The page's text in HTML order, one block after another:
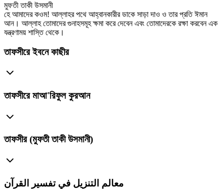
মুফতী তাকী উসমানী
হে আমাদের কওম! আল্লাহর পথে আহ্বানকারীর ডাকে সাড়া দাও ও তার প্রতি ঈমান
আন। আল্লাহ তোমাদের গুনাহসমূহ ক্ষমা করে দেবেন এবং তোমাদেরকে রক্ষা করবেন এক
যন্ত্রণাময় শাস্তি থেকে।
তাফসীরে ইবনে কাছীর
তাফসীরে মাআ'রিফুল কুরআন
তাফসীর (মুফতী তাকী উসমানী)
معالم التنزيل في تفسير القرآن